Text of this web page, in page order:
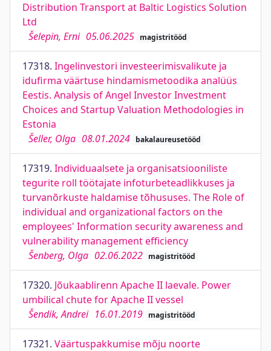
Distribution Transport at Baltic Logistics Solution
Ltd
Šelepin, Erni 05.06.2025 magistritööd
17318. Ingelinvestori investeerimisvalikute ja
idufirma väärtuse hindamismetoodika analüüs
Eestis. Analysis of Angel Investor Investment
Choices and Startup Valuation Methodologies in
Estonia
Šeller, Olga 08.01.2024 bakalaureusetööd
17319. Individuaalsete ja organisatsiooniliste
tegurite roll töötajate infoturbeteadlikkuses ja
turvanõrkuste haldamise tõhususes. The Role of
individual and organizational factors on the
employees' Information security awareness and
vulnerability management efficiency
Šenberg, Olga 02.06.2022 magistritööd
17320. Jõukaablirenn Apache II laevale. Power
umbilical chute for Apache II vessel
Šendik, Andrei 16.01.2019 magistritööd
17321. Väärtuspakkumise mõju noorte